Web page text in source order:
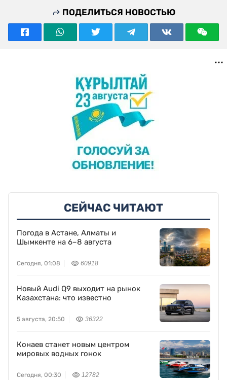
ПОДЕЛИТЬСЯ НОВОСТЬЮ
СЕЙЧАС ЧИТАЮТ
Погода в Астане, Алматы и
Шымкенте на 6–8 августа
Сегодня, 01:08 60918
Новый Audi Q9 выходит на рынок
Казахстана: что известно
5 августа, 20:50 36322
Конаев станет новым центром
мировых водных гонок
Сегодня, 00:30 12782